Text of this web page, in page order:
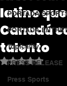
PORTADA
PORTADA
Topicality
PRESS RELEASE
Press Sports
latino
Canadá
talento
Obtuvo NaN